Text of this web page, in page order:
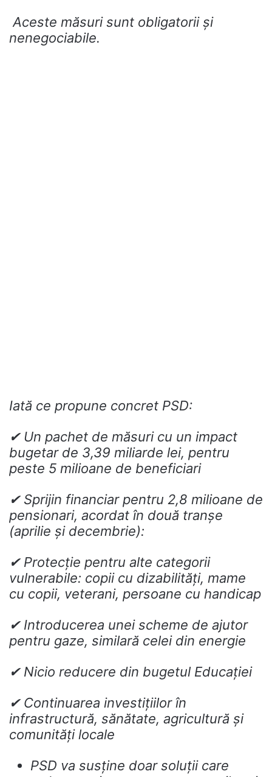
Aceste măsuri sunt obligatorii și
nenegociabile.
Iată ce propune concret PSD:
✔ Un pachet de măsuri cu un impact
bugetar de 3,39 miliarde lei, pentru
peste 5 milioane de beneficiari
✔ Sprijin financiar pentru 2,8 milioane de
pensionari, acordat în două tranșe
(aprilie și decembrie):
✔ Protecție pentru alte categorii
vulnerabile: copii cu dizabilități, mame
cu copii, veterani, persoane cu handicap
✔ Introducerea unei scheme de ajutor
pentru gaze, similară celei din energie
✔ Nicio reducere din bugetul Educației
✔ Continuarea investițiilor în
infrastructură, sănătate, agricultură și
comunități locale
PSD va susține doar soluții care